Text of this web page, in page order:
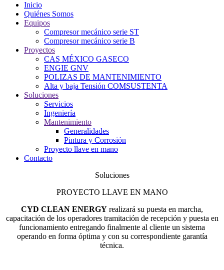
Inicio
Quiénes Somos
Equipos
Compresor mecánico serie ST
Compresor mecánico serie B
Proyectos
CAS MÉXICO GASECO
ENGIE GNV
POLIZAS DE MANTENIMIENTO
Alta y baja Tensión COMSUSTENTA
Soluciones
Servicios
Ingeniería
Mantenimiento
Generalidades
Pintura y Corrosión
Proyecto llave en mano
Contacto
Soluciones
PROYECTO LLAVE EN MANO
CYD CLEAN ENERGY realizará su puesta en marcha,
capacitación de los operadores tramitación de recepción y puesta en
funcionamiento entregando finalmente al cliente un sistema
operando en forma óptima y con su correspondiente garantía
técnica.